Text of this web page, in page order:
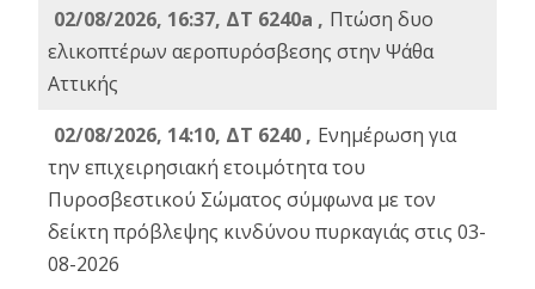
02/08/2026, 16:37, ΔΤ 6240a , Πτώση δυο
ελικοπτέρων αεροπυρόσβεσης στην Ψάθα
Αττικής
02/08/2026, 14:10, ΔΤ 6240 , Ενημέρωση για
την επιχειρησιακή ετοιμότητα του
Πυροσβεστικού Σώματος σύμφωνα με τον
δείκτη πρόβλεψης κινδύνου πυρκαγιάς στις 03-
08-2026